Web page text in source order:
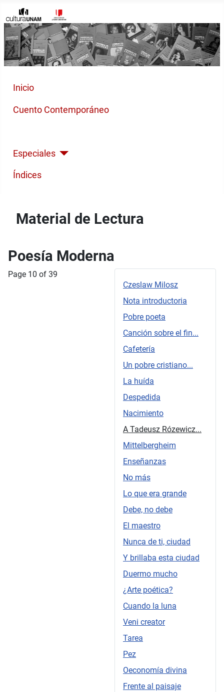
Inicio
Cuento Contemporáneo
Especiales
Índices
Material de Lectura
Poesía Moderna
Czeslaw Milosz
Nota introductoria
Pobre poeta
Canción sobre el fin...
Cafetería
Un pobre cristiano...
La huída
Despedida
Nacimiento
A Tadeusz Rózewicz...
Mittelbergheim
Enseñanzas
No más
Lo que era grande
Debe, no debe
El maestro
Nunca de ti, ciudad
Y brillaba esta ciudad
Duermo mucho
¿Arte poética?
Cuando la luna
Veni creator
Tarea
Pez
Oeconomía divina
Frente al paisaje
Page 10 of 39